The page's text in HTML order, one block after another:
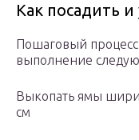
Как посадить
Пошаговый процесс
выполнение
Выкопать ямы
см